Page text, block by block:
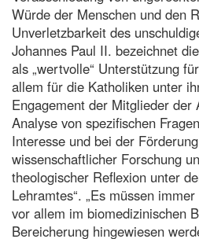
Würde der Menschen und den
Unverletzbarkeit des
Johannes Paul II. bezeichnet
als „wertvolle“ Unterstützung
allem für die Katholiken unter
Engagement der Mitglieder der
Analyse von spezifischen
Interesse und bei der
wissenschaftlicher Forschung
theologischer Reflexion unter
Lehramtes“. „Es müssen
vor allem im biomedizinischen
Bereicherung hingewiesen